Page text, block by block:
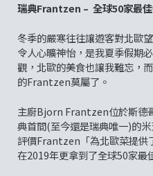
瑞典Frantzen – 全球50家最
冬季的嚴寒往往讓遊客對北歐
令人心曠神怡，是我夏季假期
觀，北歐的美食也讓我難忘，
的Frantzen莫屬了。
主廚Bjorn Frantzen位於斯德
典首間(至今還是瑞典唯一)的
評價Frantzen「為北歐菜提
在2019年更拿到了全球50家最